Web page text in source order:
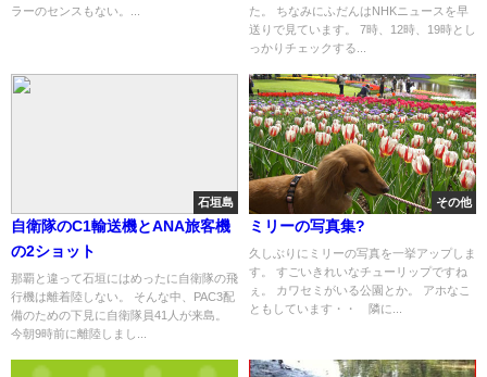
ラーのセンスもない。...
た。 ちなみにふだんはNHKニュースを早
送りで見ています。 7時、12時、19時とし
っかりチェックする...
石垣島
自衛隊のC1輸送機とANA旅客機
の2ショット
那覇と違って石垣にはめったに自衛隊の飛
行機は離着陸しない。 そんな中、PAC3配
備のための下見に自衛隊員41人が来島。
今朝9時前に離陸しまし...
その他
ミリーの写真集?
久しぶりにミリーの写真を一挙アップしま
す。 すごいきれいなチューリップですね
ぇ。 カワセミがいる公園とか。 アホなこ
ともしています・・ 隣に...